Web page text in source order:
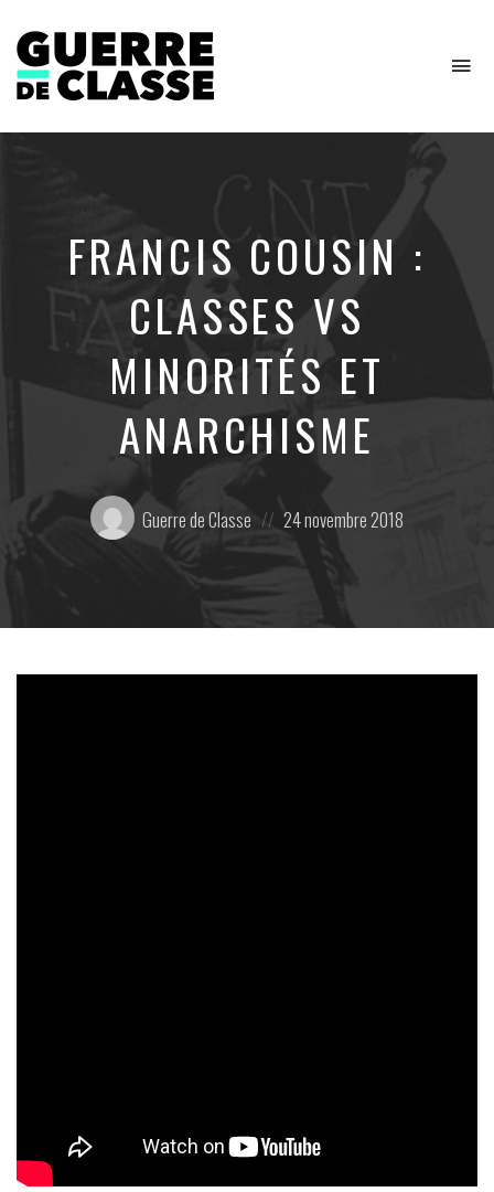
de
FRANCIS COUSIN :
CLASSES VS
MINORITÉS ET
ANARCHISME
Posté
par:
Guerre de Classe
on
24 novembre 2018